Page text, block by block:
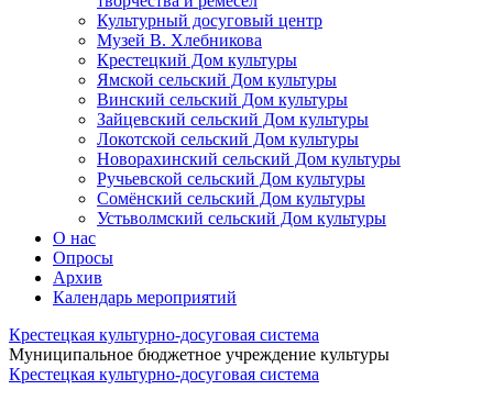
Культурный досуговый центр
Музей В. Хлебникова
Крестецкий Дом культуры
Ямской сельский Дом культуры
Винский сельский Дом культуры
Зайцевский сельский Дом культуры
Локотской сельский Дом культуры
Новорахинский сельский Дом культуры
Ручьевской сельский Дом культуры
Сомёнский сельский Дом культуры
Устьволмский сельский Дом культуры
О нас
Опросы
Архив
Календарь мероприятий
Крестецкая культурно-досуговая система
Муниципальное бюджетное учреждение культуры
Крестецкая культурно-досуговая система